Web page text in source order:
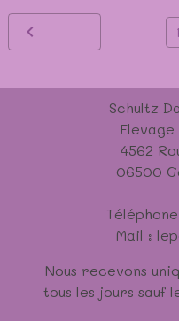
Schultz
4562
06500
Mail :
Nous recevons
tous les jours sauf